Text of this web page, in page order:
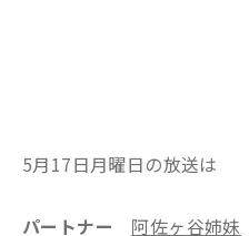
5月17日月曜日の放送は
パートナー 阿佐ヶ谷姉妹